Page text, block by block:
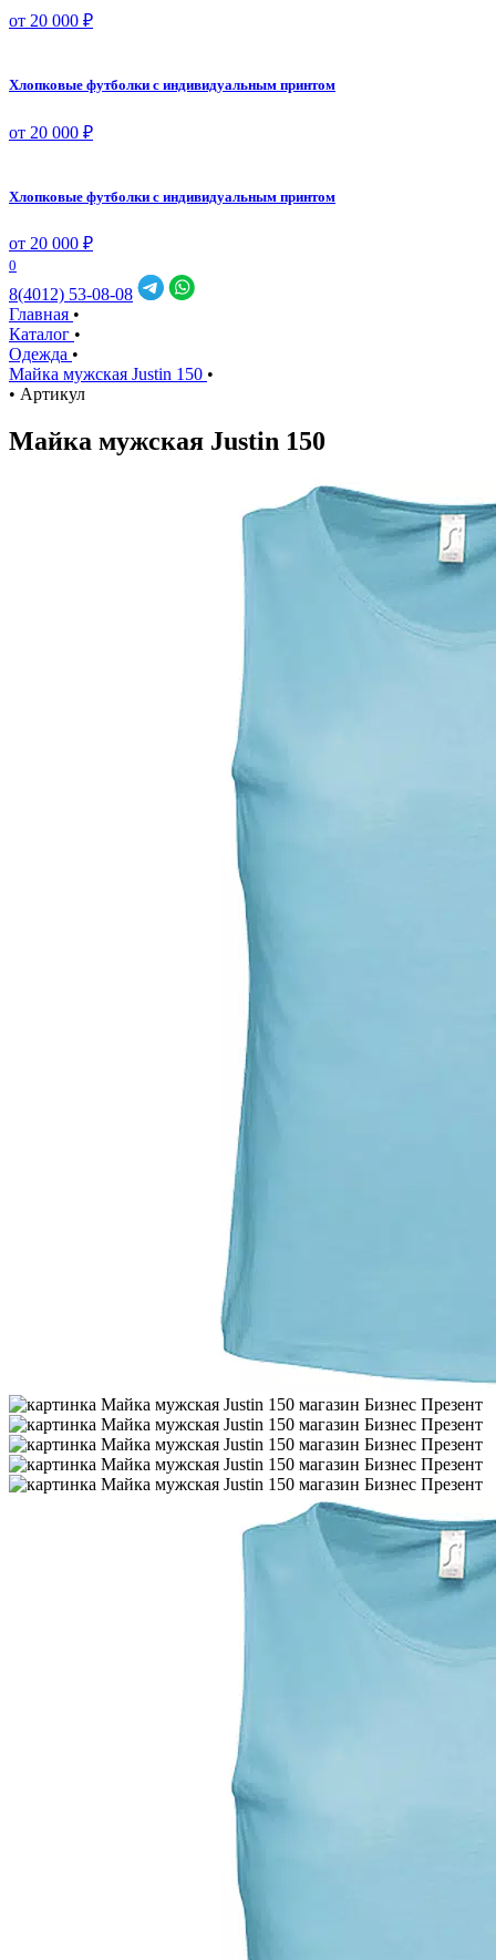
от 20 000 ₽
Хлопковые футболки с индивидуальным принтом
от 20 000 ₽
Хлопковые футболки с индивидуальным принтом
от 20 000 ₽
0
8(4012) 53-08-08
Главная •
Каталог •
Одежда •
Майка мужская Justin 150 •
• Артикул
Майка мужская Justin 150